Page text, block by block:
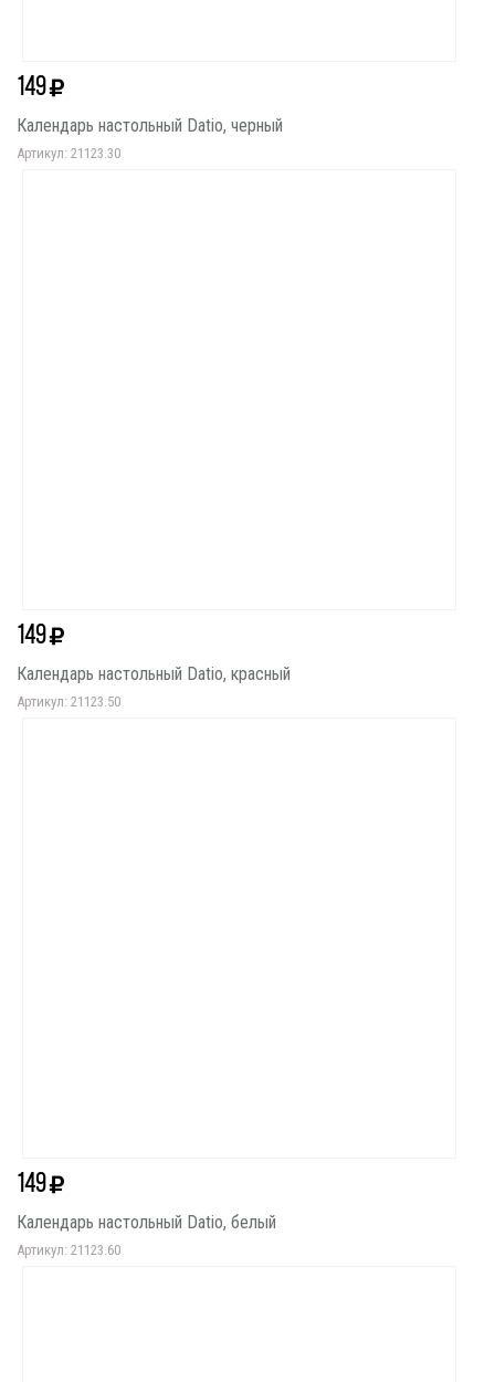
149
Календарь настольный Datio, черный
Артикул: 21123.30
149
Календарь настольный Datio, красный
Артикул: 21123.50
149
Календарь настольный Datio, белый
Артикул: 21123.60